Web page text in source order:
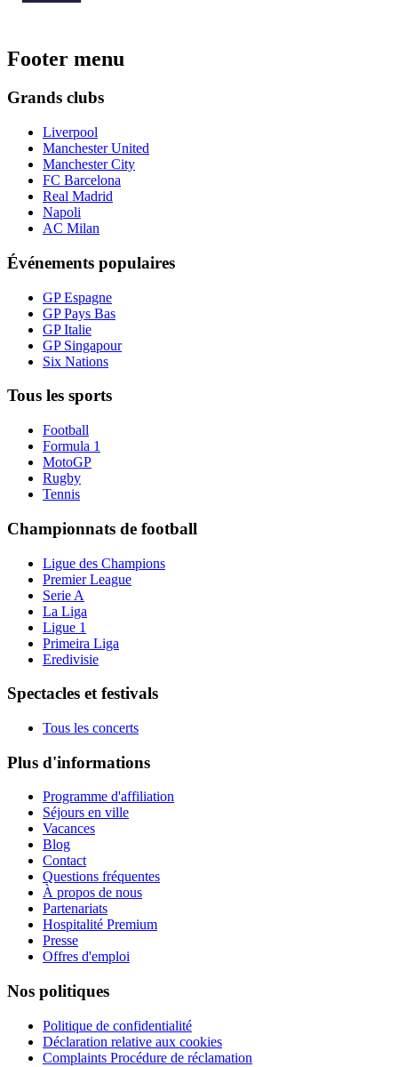
Footer menu
Grands clubs
Liverpool
Manchester United
Manchester City
FC Barcelona
Real Madrid
Napoli
AC Milan
Événements populaires
GP Espagne
GP Pays Bas
GP Italie
GP Singapour
Six Nations
Tous les sports
Football
Formula 1
MotoGP
Rugby
Tennis
Championnats de football
Ligue des Champions
Premier League
Serie A
La Liga
Ligue 1
Primeira Liga
Eredivisie
Spectacles et festivals
Tous les concerts
Plus d'informations
Programme d'affiliation
Séjours en ville
Vacances
Blog
Contact
Questions fréquentes
À propos de nous
Partenariats
Hospitalité Premium
Presse
Offres d'emploi
Nos politiques
Politique de confidentialité
Déclaration relative aux cookies
Complaints Procédure de réclamation